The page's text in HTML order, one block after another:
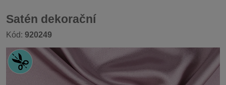
Satén dekorační
Kód: 920249